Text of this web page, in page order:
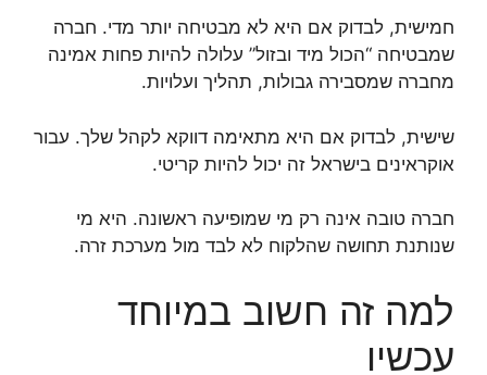
חמישית, לבדוק אם היא לא מבטיחה יותר מדי. חברה
שמבטיחה “הכול מיד ובזול” עלולה להיות פחות אמינה
מחברה שמסבירה גבולות, תהליך ועלויות.
שישית, לבדוק אם היא מתאימה דווקא לקהל שלך. עבור
אוקראינים בישראל זה יכול להיות קריטי.
חברה טובה אינה רק מי שמופיעה ראשונה. היא מי
שנותנת תחושה שהלקוח לא לבד מול מערכת זרה.
למה זה חשוב במיוחד
עכשיו